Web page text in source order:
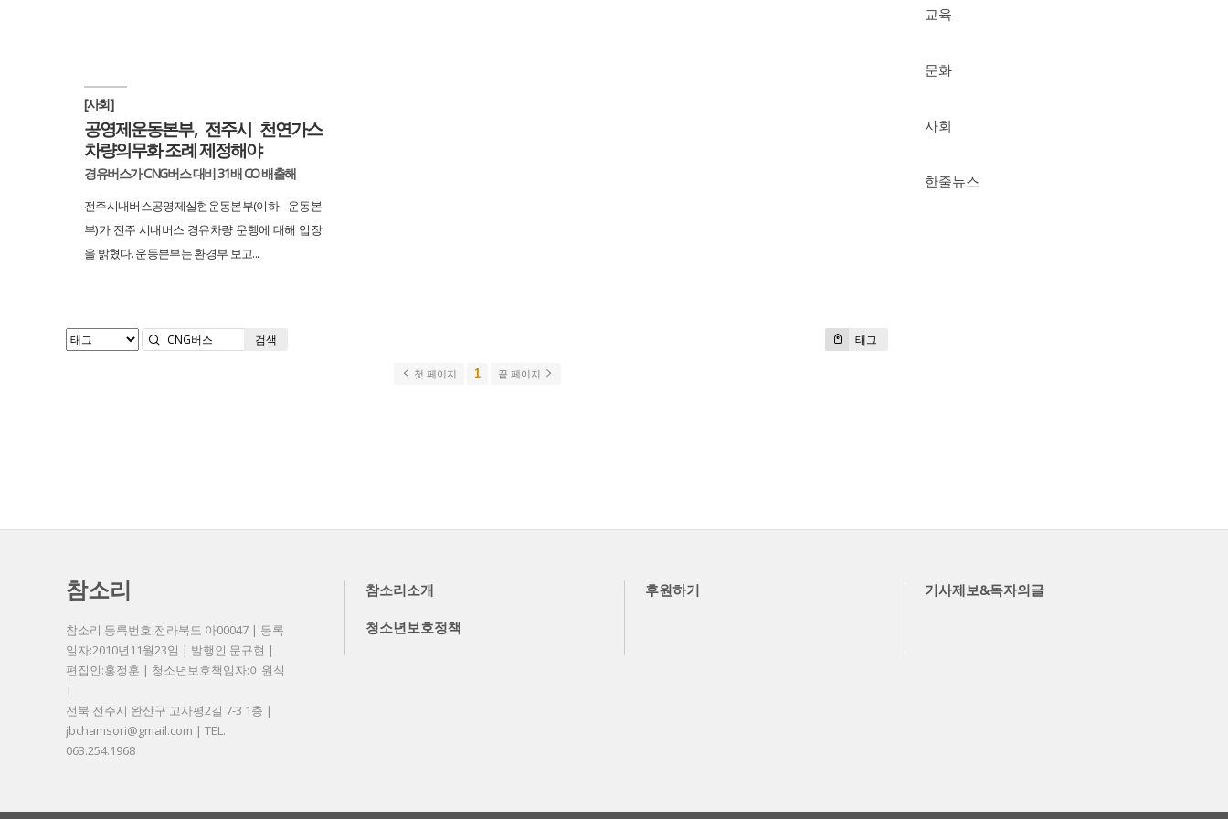
교육
문화
사회
한줄뉴스
[사회]
공영제운동본부, 전주시 천연가스
차량의무화 조례 제정해야
경유버스가 CNG버스 대비 31배 CO 배출해
전주시내버스공영제실현운동본부(이하 운동본
부)가 전주 시내버스 경유차량 운행에 대해 입장
을 밝혔다. 운동본부는 환경부 보고...
태그
검색
첫 페이지 1 끝 페이지
참소리
참소리 등록번호:전라북도 아00047 | 등록
일자:2010년11월23일 | 발행인:문규현 |
편집인:홍정훈 | 청소년보호책임자:이원식
|
전북 전주시 완산구 고사평2길 7-3 1층 |
jbchamsori@gmail.com | TEL.
063.254.1968
참소리소개 후원하기 기사제보&독자의글
청소년보호정책